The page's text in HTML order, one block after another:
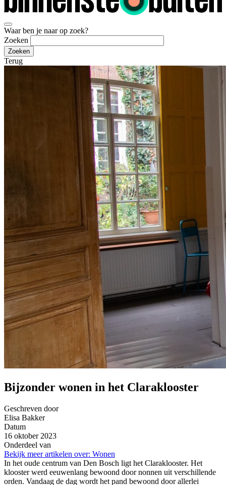
Waar ben je naar op zoek?
Zoeken
Terug
Bijzonder wonen in het Claraklooster
Geschreven door
Elisa Bakker
Datum
16 oktober 2023
Onderdeel van
Bekijk meer artikelen over: Wonen
In het oude centrum van Den Bosch ligt het Claraklooster. Het
klooster werd eeuwenlang bewoond door nonnen uit verschillende
orden. Vandaag de dag wordt het pand bewoond door allerlei